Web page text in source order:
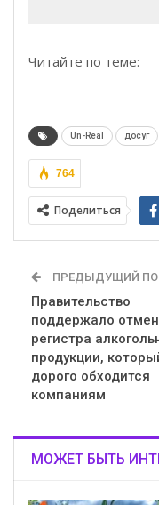
Читайте по теме:
Un-Real досуг
764
Поделиться
ПРЕДЫДУЩИЙ
Правительство
поддержало
регистра
продукции,
дорого обходится
компаниям
МОЖЕТ БЫТЬ